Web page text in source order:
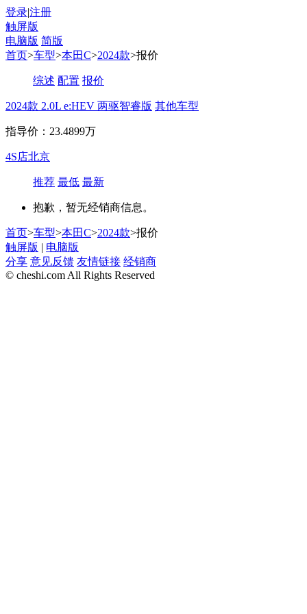
登录|注册
触屏版
电脑版 简版
首页>车型>本田C>2024款>报价
综述 配置 报价
2024款 2.0L e:HEV 两驱智睿版 其他车型
指导价：23.4899万
4S店北京
推荐 最低 最新
抱歉，暂无经销商信息。
首页>车型>本田C>2024款>报价
触屏版 | 电脑版
分享 意见反馈 友情链接 经销商
© cheshi.com All Rights Reserved